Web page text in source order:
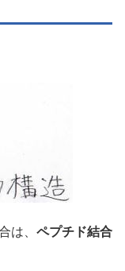
は、 ペプチド結合